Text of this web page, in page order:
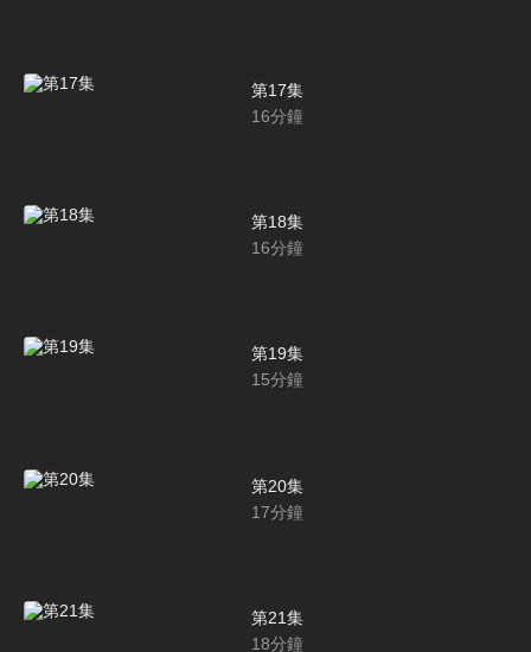
第17集
16分鐘
第18集
16分鐘
第19集
15分鐘
第20集
17分鐘
第21集
18分鐘